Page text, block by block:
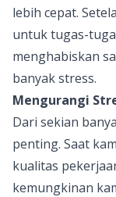
lebih cepat.
untuk tugas-
menghabiskan
banyak stress.
Mengurangi
Dari sekian
penting. Saat
kualitas
kemungkinan